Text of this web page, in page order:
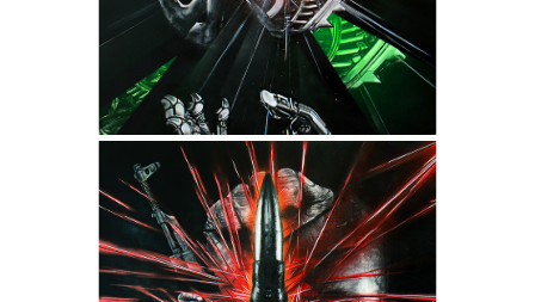
- Dimensions : 150 x 93 cm -
- Techniques : Encres, Acrylique,
Aérosols et Produits chimiques -
- Châssis conçu sur mesure en
MERANTI authentique -